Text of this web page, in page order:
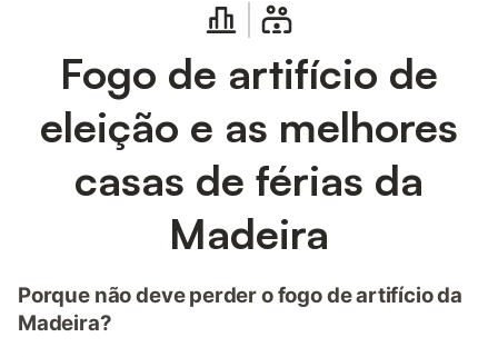
Fogo de artifício de
eleição e as melhores
casas de férias da
Madeira
Porque não deve perder o fogo de artifício da
Madeira?